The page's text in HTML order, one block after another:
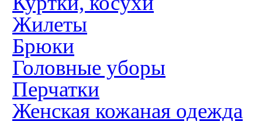
Жилеты
Брюки
Головные уборы
Перчатки
Женская кожаная одежда